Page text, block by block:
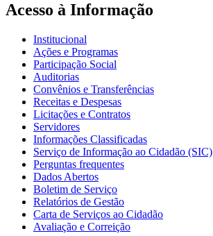
Acesso à Informação
Institucional
Ações e Programas
Participação Social
Auditorias
Convênios e Transferências
Receitas e Despesas
Licitações e Contratos
Servidores
Informações Classificadas
Serviço de Informação ao Cidadão (SIC)
Perguntas frequentes
Dados Abertos
Boletim de Serviço
Relatórios de Gestão
Carta de Serviços ao Cidadão
Avaliação e Correição